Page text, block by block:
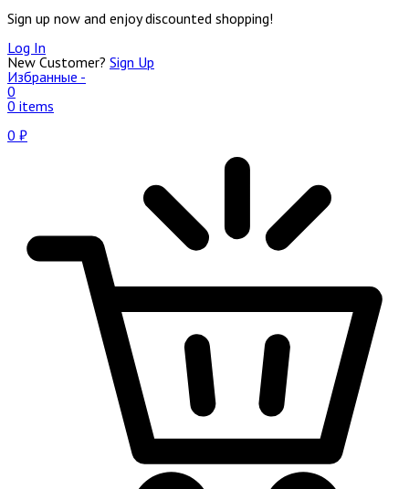
Sign up now and enjoy discounted shopping!
Log In
New Customer? Sign Up
Избранные -
0
0 items
0 ₽